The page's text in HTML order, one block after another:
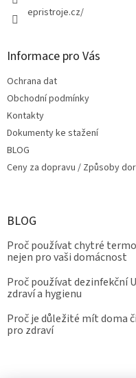
epristroje.cz/
Informace pro Vás
Ochrana dat
Obchodní podmínky
Kontakty
Dokumenty ke stažení
BLOG
Ceny za dopravu / Způsoby
BLOG
Proč používat chytré
nejen pro vaši domácnost
Proč používat dezinfekční
zdraví a hygienu
Proč je důležité mít doma
pro zdraví